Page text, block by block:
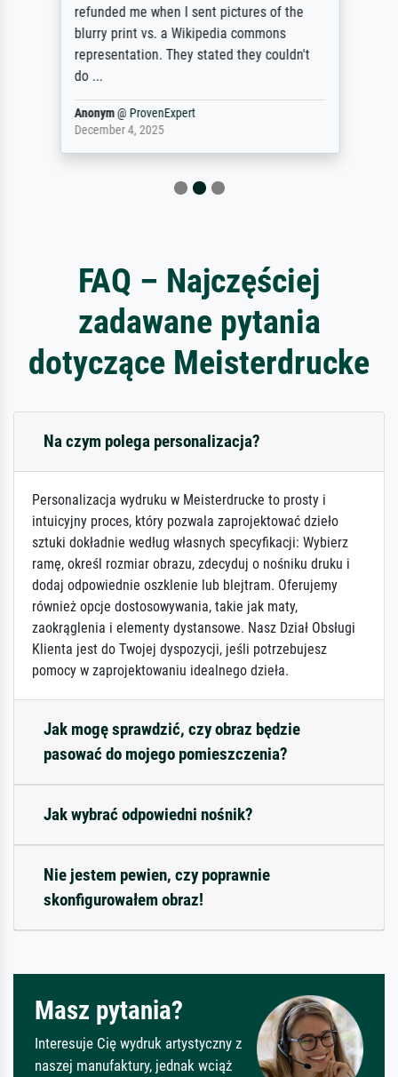
refunded me when I sent pictures of the
blurry print vs. a Wikipedia commons
representation. They stated they couldn't
do ...
Anonym@ ProvenExpert
December 4, 2025
FAQ – Najczęściej
zadawane pytania
dotyczące Meisterdrucke
Na czym polega personalizacja?
Personalizacja wydruku w Meisterdrucke to prosty i
intuicyjny proces, który pozwala zaprojektować dzieło
sztuki dokładnie według własnych specyfikacji: Wybierz
ramę, określ rozmiar obrazu, zdecyduj o nośniku druku i
dodaj odpowiednie oszklenie lub blejtram. Oferujemy
również opcje dostosowywania, takie jak maty,
zaokrąglenia i elementy dystansowe. Nasz Dział Obsługi
Klienta jest do Twojej dyspozycji, jeśli potrzebujesz
pomocy w zaprojektowaniu idealnego dzieła.
Jak mogę sprawdzić, czy obraz będzie
pasować do mojego pomieszczenia?
Jak wybrać odpowiedni nośnik?
Nie jestem pewien, czy poprawnie
skonfigurowałem obraz!
Masz pytania?
Interesuje Cię wydruk artystyczny z
naszej manufaktury, jednak wciąż